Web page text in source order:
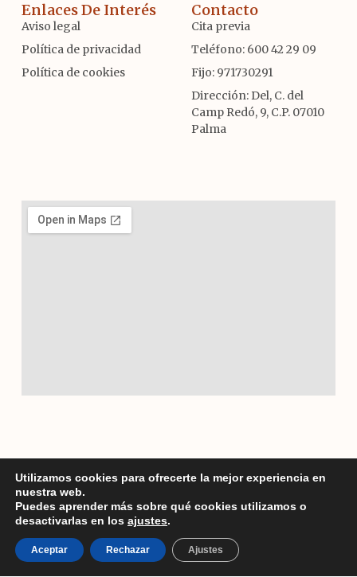
Enlaces De Interés
Aviso legal
Política de privacidad
Política de cookies
Contacto
Cita previa
Teléfono: 600 42 29 09
Fijo: 971730291
Dirección: Del, C. del
Camp Redó, 9, C.P. 07010
Palma
Utilizamos cookies para ofrecerte la mejor experiencia en
nuestra web.
Puedes aprender más sobre qué cookies utilizamos o
desactivarlas en los ajustes.
Aceptar Rechazar Ajustes